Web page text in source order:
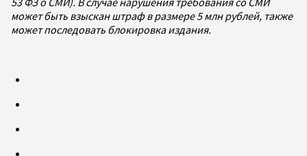
может быть взыскан штраф в размере 5 млн рублей, также
может последовать блокировка издания.